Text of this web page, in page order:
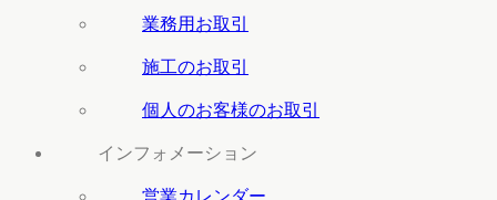
業務用お取引
施工のお取引
個人のお客様のお取引
インフォメーション
営業カレンダー